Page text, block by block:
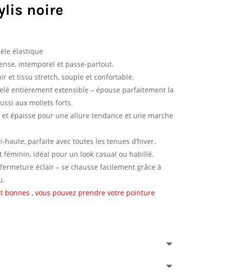
noire
élastique
intemporel et passe-partout.
et tissu stretch, souple et confortable.
entièrement extensible – épouse parfaitement la
aux mollets forts.
et épaisse pour une allure tendance et une marche
haute, parfaite avec toutes les tenues d’hiver.
féminin, idéal pour un look casual ou habillé.
éclair – se chausse facilement grâce à
bonnes , vous pouvez prendre votre pointure